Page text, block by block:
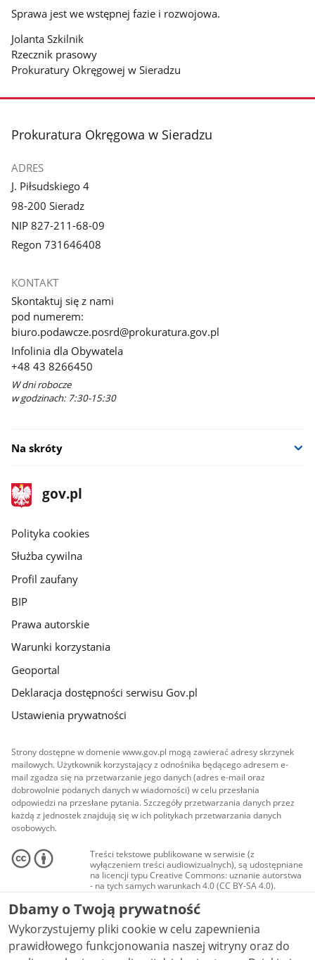
Sprawa jest we wstępnej fazie i rozwojowa.
Jolanta Szkilnik
Rzecznik prasowy
Prokuratury Okręgowej w Sieradzu
stopka
Prokuratura Okręgowa w Sieradzu
ADRES
J. Piłsudskiego 4
98-200 Sieradz
NIP 827-211-68-09
Regon 731646408
KONTAKT
Skontaktuj się z nami
pod numerem:
biuro.podawcze.posrd@prokuratura.gov.pl
Infolinia dla Obywatela
+48 43 8266450
W dni robocze
w godzinach: 7:30-15:30
Na skróty
stopka
gov.pl
Strona
gov.pl
gov.pl
Polityka cookies
Służba cywilna
Profil zaufany
BIP
Prawa autorskie
Warunki korzystania
Geoportal
Deklaracja dostępności serwisu Gov.pl
Ustawienia prywatności
Strony dostępne w domenie www.gov.pl mogą zawierać adresy skrzynek
mailowych. Użytkownik korzystający z odnośnika będącego adresem e-
mail zgadza się na przetwarzanie jego danych (adres e-mail oraz
dobrowolnie podanych danych w wiadomości) w celu przesłania
odpowiedzi na przesłane pytania. Szczegóły przetwarzania danych przez
każdą z jednostek znajdują się w ich politykach przetwarzania danych
osobowych.
Treści tekstowe publikowane w serwisie (z
wyłączeniem treści audiowizualnych), są udostępniane
na licencji typu Creative Commons: uznanie autorstwa
- na tych samych warunkach 4.0 (CC BY-SA 4.0).
Materiały audiowizualne, w tym zdjęcia, materiały
audio i wideo, są udostępniane na licencji typu
Creative Commons: uznanie autorstwa użycie
niekomercyjne - bez utworów zależnych 4.0 (CC BY-
NC-ND 4.0), o ile nie jest to stwierdzone inaczej.
Dbamy o Twoją prywatność
Wykorzystujemy pliki cookie w celu zapewnienia
prawidłowego funkcjonowania naszej witryny oraz do